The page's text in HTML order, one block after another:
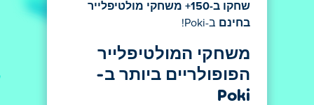
שחקו ב-150+ משחקי מולטיפלייר
בחינם ב-Poki!
משחקי המולטיפלייר
הפופולריים ביותר ב-
Poki